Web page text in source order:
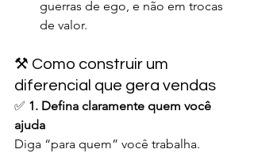
guerras de ego, e não em trocas
de valor.
⚒️ Como construir um
diferencial que gera vendas
✅ 1. Defina claramente quem você
ajuda
Diga “para quem” você trabalha.